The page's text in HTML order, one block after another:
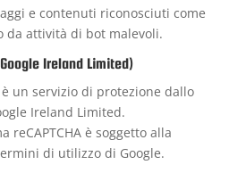
e contenuti riconosciuti come
da attività di bot malevoli.
Ireland Limited)
è un servizio di protezione dallo
Ireland Limited.
reCAPTCHA è soggetto alla
di utilizzodi Google.